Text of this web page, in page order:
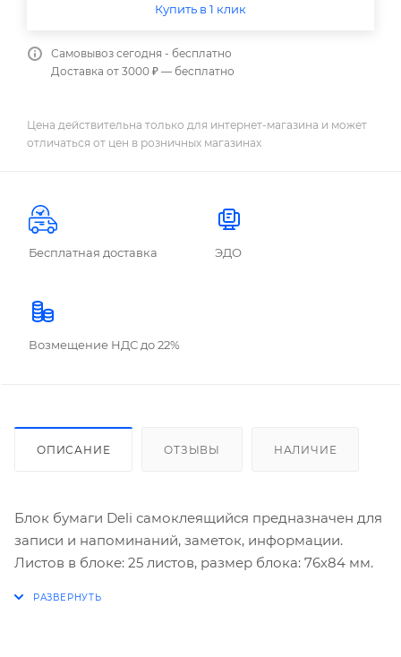
Купить в 1 клик
Самовывоз сегодня - бесплатно
Доставка от 3000 ₽ — бесплатно
Цена действительна только для интернет-магазина и может
отличаться от цен в розничных магазинах
Бесплатная доставка ЭДО
Возмещение НДС до 22%
ОПИСАНИЕ ОТЗЫВЫ НАЛИЧИЕ
Блок бумаги Deli самоклеящийся предназначен для
записи и напоминаний, заметок, информации.
Листов в блоке: 25 листов, размер блока: 76х84 мм.